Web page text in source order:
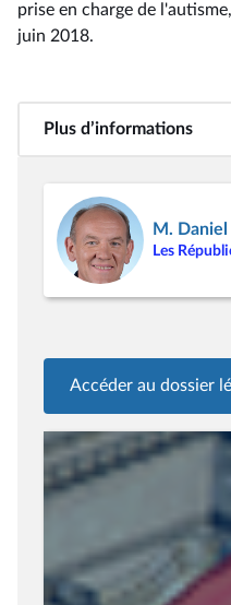
prise en charge de
juin 2018.
Plus d’informations
M. Daniel
Les
Accéder au dossier